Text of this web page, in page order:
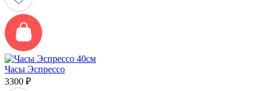
Часы Эспрессо
3300 ₽